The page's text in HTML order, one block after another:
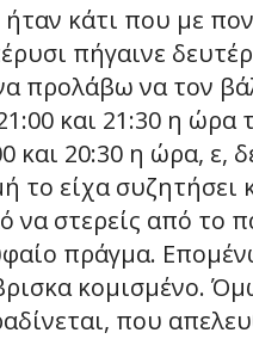
ήταν κάτι που με
πήγαινε
προλάβω να τον
και 21:30 η
και 20:30 η ώρα, ε,
το είχα
να στερείς από το
πράγμα.
κομισμένο.
που